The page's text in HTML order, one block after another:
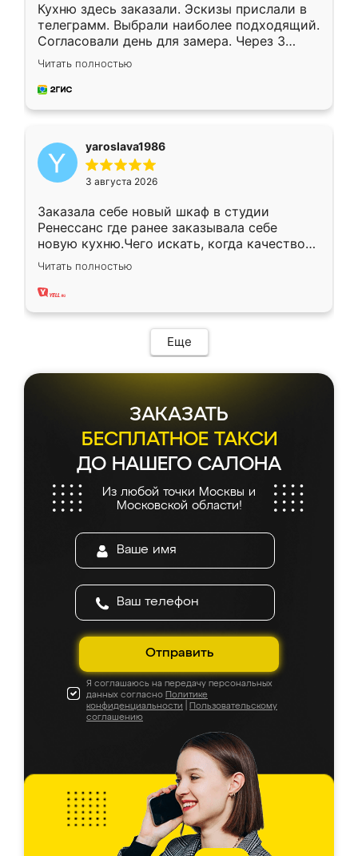
Кухню здесь заказали. Эскизы прислали в
телеграмм. Выбрали наиболее подходящий.
Согласовали день для замера. Через 3
недели кухня была уже готова. Остались
довольны работой. Спасибо Ренессанс
мебель за качественную работу!
Читать полностью
yaroslava1986
3 августа 2026
Заказала себе новый шкаф в студии
Ренессанс где ранее заказывала себе
новую кухню.Чего искать, когда качеством
вполне довольна. Служит кухня уже почти
два года, нареканий нет.
Читать полностью
Еще
ЗАКАЗАТЬ
БЕСПЛАТНОЕ ТАКСИ
ДО НАШЕГО САЛОНА
Из любой точки Москвы и
Московской области!
Отправить
Я соглашаюсь на передачу персональных
данных согласно Политике
конфиденциальности
Пользовательскому
соглашению